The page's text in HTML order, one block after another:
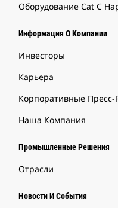
Оборудование Cat С
Информация О Компании
Инвесторы
Карьера
Корпоративные Пресс-
Наша Компания
Промышленные Решения
Отрасли
Новости И События